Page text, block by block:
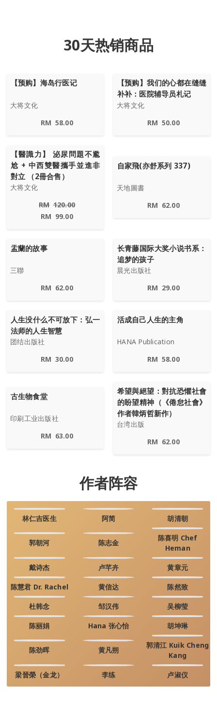
30天热销商品
【预购】海岛行医记
大将文化
RM 58.00
【预购】我们的心都在缝缝
补补：医院辅导员札记
大将文化
RM 50.00
【醫識力】 泌尿問題不尷
尬 + 中西雙醫攜手並進非
對立 （2冊合售）
大将文化
RM 120.00
RM 99.00
自家飛(亦舒系列 337)
天地圖書
RM 62.00
盂蘭的故事
三聯
RM 62.00
长青藤国际大奖小说书系：
追梦的孩子
晨光出版社
RM 29.00
人生没什么不可放下：弘一
法师的人生智慧
团结出版社
RM 30.00
活成自己人生的主角
HANA Publication
RM 58.00
古生物食堂
印刷工业出版社
RM 63.00
希望與絕望：對抗恐懼社會
的盼望精神（《倦怠社會》
作者韓炳哲新作）
台湾出版
RM 62.00
作者阵容
林仁吉医生 阿简 胡清朝
郭朝河 陈志金
陈喜明 Chef
Heman
戴诗杰 卢芊卉 黄章元
陈慧君 Dr. Rachel 黄信达 陈然致
杜韩念 邹汉伟 吴柳莹
陈丽娟 Hana 张心怡 胡坤琳
陈劲晖 黄凡朔
郭清江 Kuik Cheng
Kang
梁晉榮（金龙） 李练 卢淑仪